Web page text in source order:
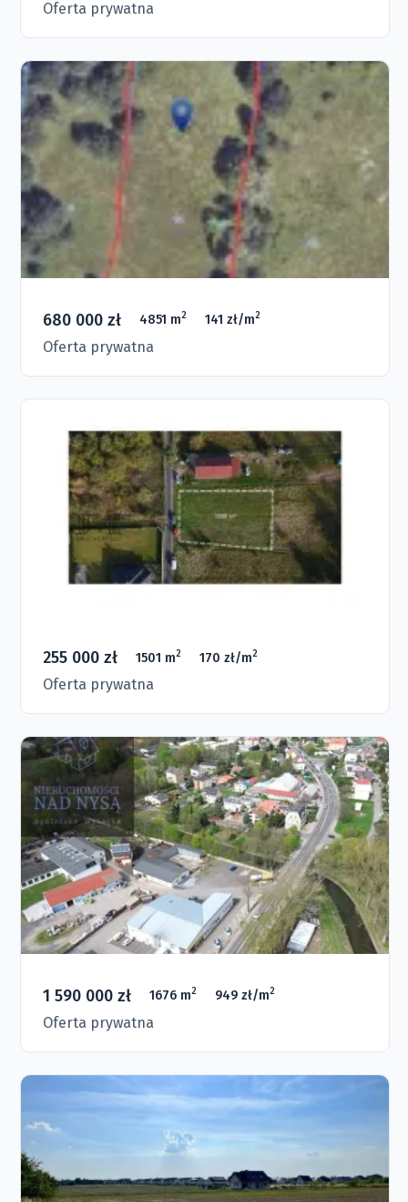
Oferta prywatna
680 000 zł 4851 m2 141 zł/m2
Oferta prywatna
255 000 zł 1501 m2 170 zł/m2
Oferta prywatna
1 590 000 zł 1676 m2 949 zł/m2
Oferta prywatna